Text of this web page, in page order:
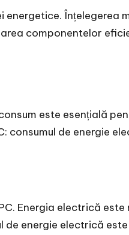
Înțelegerea
componentelor
este esențială
de energie
Energia electrică
de energie electrică